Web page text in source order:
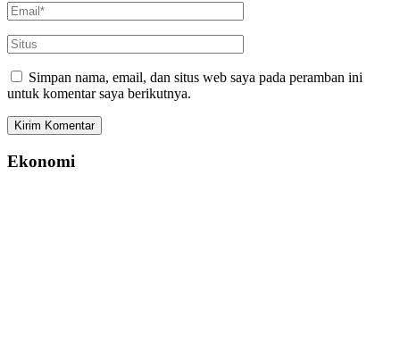
Simpan nama, email, dan situs web saya pada peramban ini
untuk komentar saya berikutnya.
Ekonomi